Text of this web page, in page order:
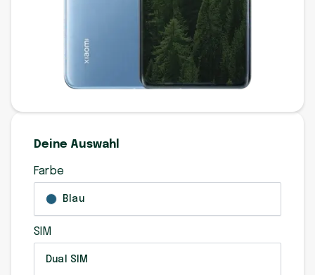
Deine Auswahl
Farbe
Blau
SIM
Dual SIM